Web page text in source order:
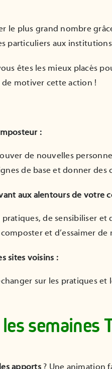
le plus grand nombre
particuliers aux
êtes les mieux placés
motiver cette action !
:
de nouvelles
de base et donner des
aux alentours de votre
de sensibiliser et
et d’essaimer
sites voisins :
sur les pratiques
semaines
apports? Une animation